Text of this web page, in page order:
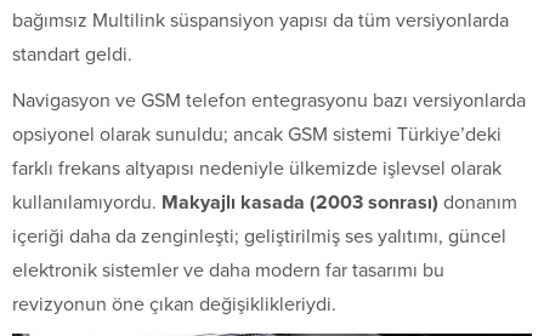
bağımsız Multilink süspansiyon yapısı da tüm versiyonlarda
standart geldi.
Navigasyon ve GSM telefon entegrasyonu bazı versiyonlarda
opsiyonel olarak sunuldu; ancak GSM sistemi Türkiye’deki
farklı frekans altyapısı nedeniyle ülkemizde işlevsel olarak
kullanılamıyordu. Makyajlı kasada (2003 sonrası) donanım
içeriği daha da zenginleşti; geliştirilmiş ses yalıtımı, güncel
elektronik sistemler ve daha modern far tasarımı bu
revizyonun öne çıkan değişiklikleriydi.